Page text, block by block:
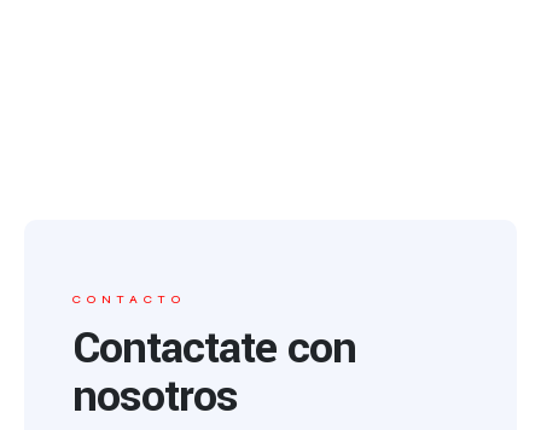
CONTACTO
Contactate con
nosotros